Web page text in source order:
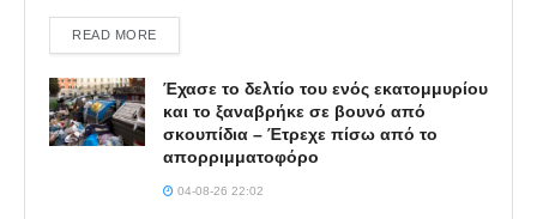
READ MOREDETAILS
Έχασε το δελτίο του ενός εκατομμυρίου
και το ξαναβρήκε σε βουνό από
σκουπίδια – Έτρεχε πίσω από το
απορριμματοφόρο
04-08-26 22:02